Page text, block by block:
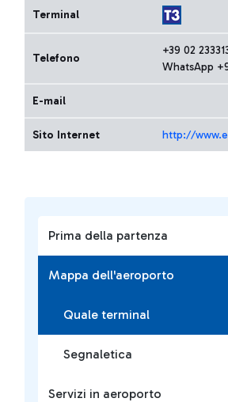
Prima della partenza
Mappa dell'aeroporto
Quale terminal
Segnaletica
Servizi in aeroporto
Terminal
Telefono
+39 02
WhatsApp
E-mail
Sito Internet http://